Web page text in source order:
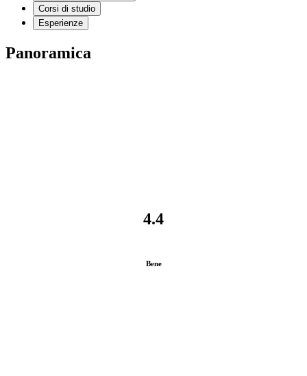
Corsi di studio
Esperienze
Panoramica
4.4
Bene